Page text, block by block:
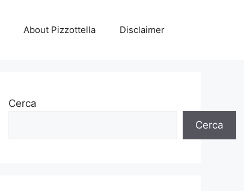
About Pizzottella Disclaimer
Cerca
Cerca